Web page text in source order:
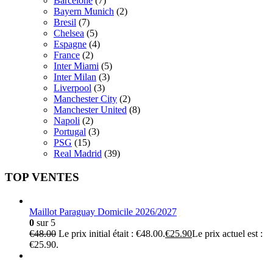
Bayern Munich (2)
Bresil (7)
Chelsea (5)
Espagne (4)
France (2)
Inter Miami (5)
Inter Milan (3)
Liverpool (3)
Manchester City (2)
Manchester United (8)
Napoli (2)
Portugal (3)
PSG (15)
Real Madrid (39)
TOP VENTES
Maillot Paraguay Domicile 2026/2027
0 sur 5
€48.00 Le prix initial était : €48.00.€25.90Le prix actuel est :
€25.90.